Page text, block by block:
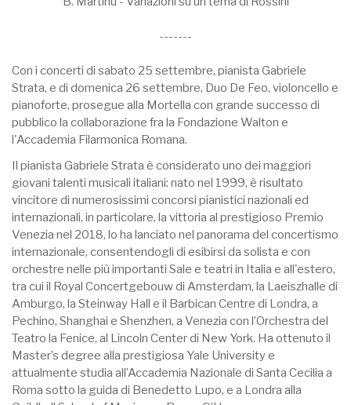
-------
Con i concerti di sabato 25 settembre, pianista Gabriele
Strata, e di domenica 26 settembre, Duo De Feo, violoncello e
pianoforte, prosegue alla Mortella con grande successo di
pubblico la collaborazione fra la Fondazione Walton e
l'Accademia Filarmonica Romana.
Il pianista Gabriele Strata è considerato uno dei maggiori
giovani talenti musicali italiani: nato nel 1999, è risultato
vincitore di numerosissimi concorsi pianistici nazionali ed
internazionali, in particolare, la vittoria al prestigioso Premio
Venezia nel 2018, lo ha lanciato nel panorama del concertismo
internazionale, consentendogli di esibirsi da solista e con
orchestre nelle più importanti Sale e teatri in Italia e all'estero,
tra cui il Royal Concertgebouw di Amsterdam, la Laeiszhalle di
Amburgo, la Steinway Hall e il Barbican Centre di Londra, a
Pechino, Shanghai e Shenzhen, a Venezia con l’Orchestra del
Teatro la Fenice, al Lincoln Center di New York. Ha ottenuto il
Master’s degree alla prestigiosa Yale University e
attualmente studia all’Accademia Nazionale di Santa Cecilia a
Roma sotto la guida di Benedetto Lupo, e a Londra alla